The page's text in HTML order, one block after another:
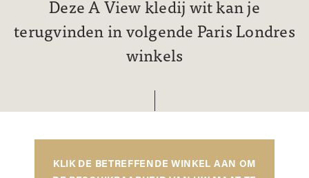
Deze A View kledij wit kan je
terugvinden in volgende Paris Londres
winkels
KLIK DE BETREFFENDE WINKEL AAN OM